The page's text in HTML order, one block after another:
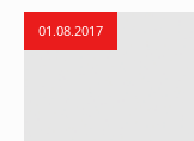
01.08.2017